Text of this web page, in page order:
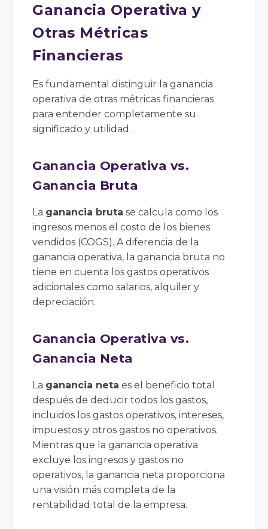
Ganancia Operativa y
Otras Métricas
Financieras
Es fundamental distinguir la ganancia
operativa de otras métricas financieras
para entender completamente su
significado y utilidad.
Ganancia Operativa vs.
Ganancia Bruta
La ganancia bruta se calcula como los
ingresos menos el costo de los bienes
vendidos (COGS). A diferencia de la
ganancia operativa, la ganancia bruta no
tiene en cuenta los gastos operativos
adicionales como salarios, alquiler y
depreciación.
Ganancia Operativa vs.
Ganancia Neta
La ganancia neta es el beneficio total
después de deducir todos los gastos,
incluidos los gastos operativos, intereses,
impuestos y otros gastos no operativos.
Mientras que la ganancia operativa
excluye los ingresos y gastos no
operativos, la ganancia neta proporciona
una visión más completa de la
rentabilidad total de la empresa.